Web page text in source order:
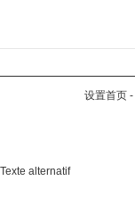
设置首页 -
Texte alternatif